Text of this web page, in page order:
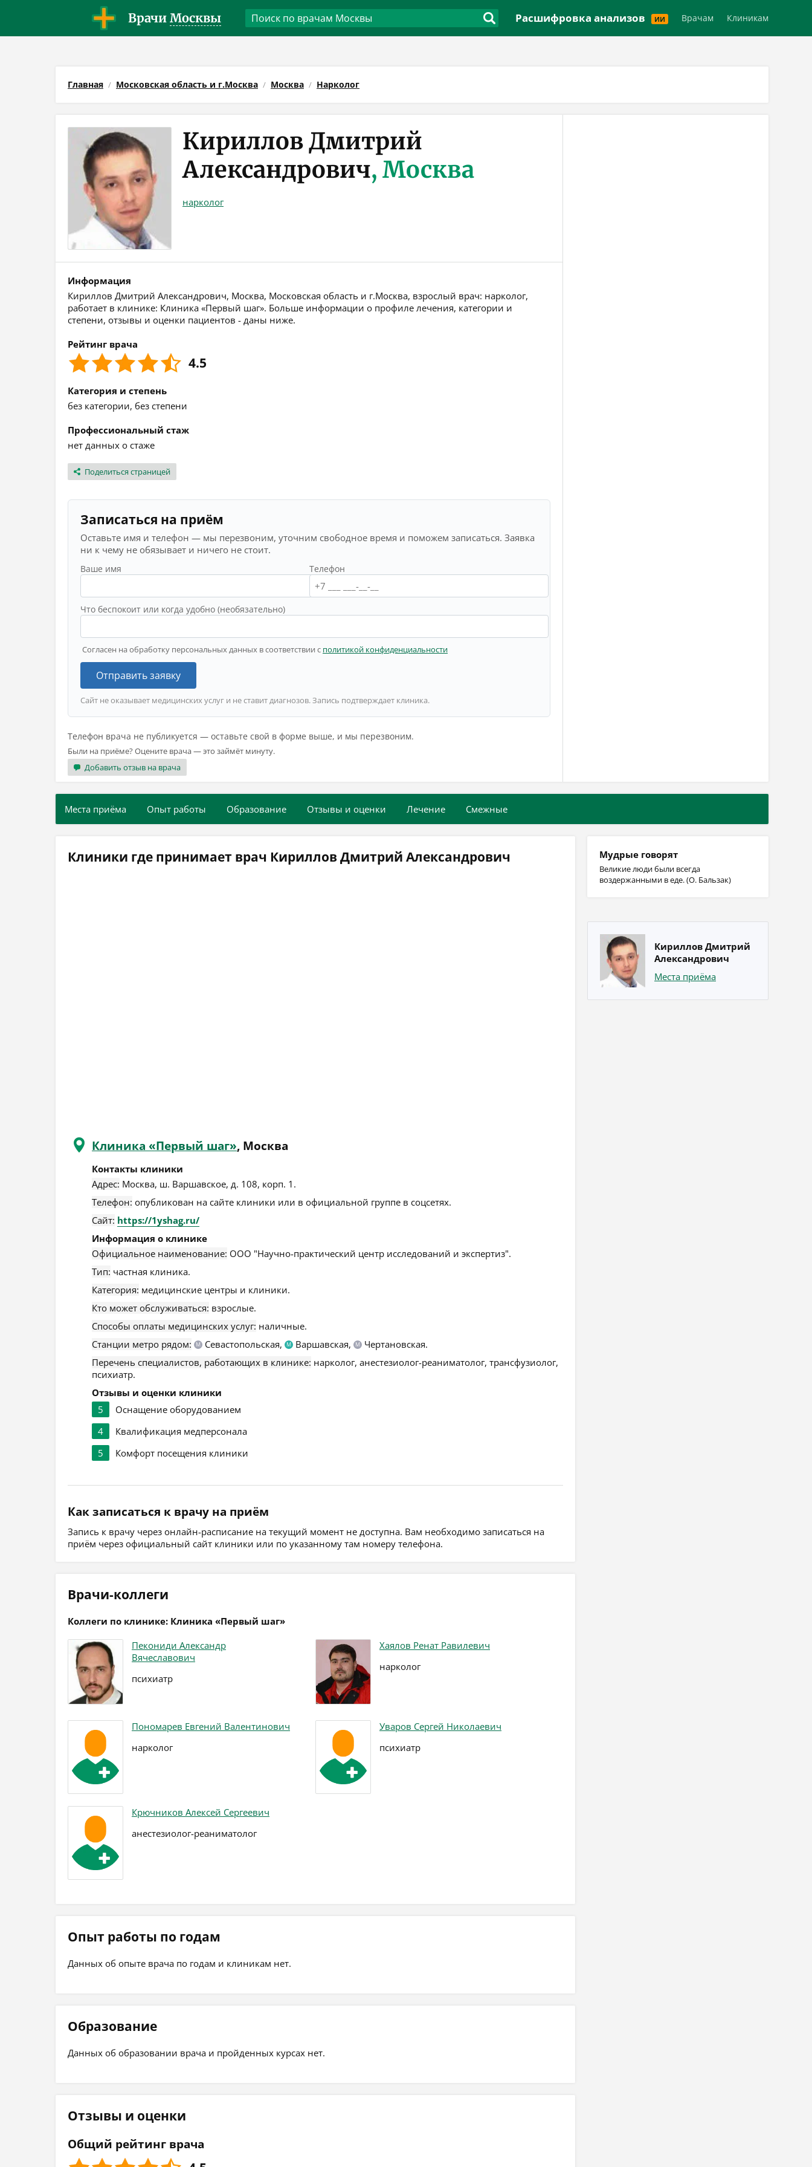
Врачи Москвы Расшифровка анализов ИИ Врачам Клиникам
Главная Московская область и г.Москва Москва Нарколог
Кириллов Дмитрий
Александрович, Москва
нарколог
Информация
Кириллов Дмитрий Александрович, Москва, Московская область и г.Москва, взрослый врач: нарколог,
работает в клинике: Клиника «Первый шаг». Больше информации о профиле лечения, категории и
степени, отзывы и оценки пациентов - даны ниже.
Рейтинг врача
4.5
Категория и степень
без категории, без степени
Профессиональный стаж
нет данных о стаже
Поделиться страницей
Записаться на приём
Оставьте имя и телефон — мы перезвоним, уточним свободное время и поможем записаться. Заявка
ни к чему не обязывает и ничего не стоит.
Ваше имя Телефон
Что беспокоит или когда удобно (необязательно)
Согласен на обработку персональных данных в соответствии с политикой конфиденциальности
Отправить заявку
Сайт не оказывает медицинских услуг и не ставит диагнозов. Запись подтверждает клиника.
Телефон врача не публикуется — оставьте свой в форме выше, и мы перезвоним.
Были на приёме? Оцените врача — это займёт минуту.
Добавить отзыв на врача
Места приёма Опыт работы Образование Отзывы и оценки Лечение Смежные
Клиники где принимает врач Кириллов Дмитрий Александрович
Клиника «Первый шаг», Москва
Контакты клиники
Адрес: Москва, ш. Варшавское, д. 108, корп. 1 .
Телефон: опубликован на сайте клиники или в официальной группе в соцсетях.
Сайт: https://1yshag.ru/
Информация о клинике
Официальное наименование: ООО "Научно-практический центр исследований и экспертиз".
Тип: частная клиника.
Категория: медицинские центры и клиники.
Кто может обслуживаться: взрослые.
Способы оплаты медицинских услуг: наличные.
Станции метро рядом:
М Севастопольская, М Варшавская, М
Чертановская.
Перечень специалистов, работающих в клинике: нарколог, анестезиолог-реаниматолог, трансфузиолог,
психиатр.
Отзывы и оценки клиники
5
Оснащение оборудованием
4
Квалификация медперсонала
5
Комфорт посещения клиники
Как записаться к врачу на приём
Запись к врачу через онлайн-расписание на текущий момент не доступна. Вам необходимо записаться на
приём через официальный сайт клиники или по указанному там номеру телефона.
Врачи-коллеги
Коллеги по клинике: Клиника «Первый шаг»
Пекониди Александр
Вячеславович
психиатр
Хаялов Ренат Равилевич
нарколог
Пономарев Евгений Валентинович
нарколог
Уваров Сергей Николаевич
психиатр
Крючников Алексей Сергеевич
анестезиолог-реаниматолог
Опыт работы по годам
Данных об опыте врача по годам и клиникам нет.
Образование
Данных об образовании врача и пройденных курсах нет.
Отзывы и оценки
Общий рейтинг врача
Мудрые говорят
Великие люди были всегда
воздержанными в еде. (О. Бальзак)
Кириллов Дмитрий
Александрович
Места приёма